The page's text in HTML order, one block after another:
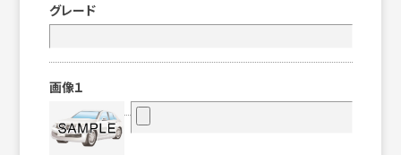
グレード
画像１